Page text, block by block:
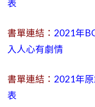
表
書單連結： 2021年
入人心有劇情
書單連結： 2021年
表